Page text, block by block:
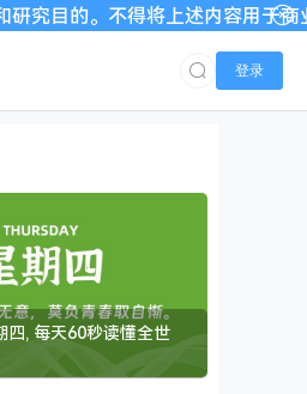
上述内容用于商业或者非法
登录
四, 每天60秒读懂全世